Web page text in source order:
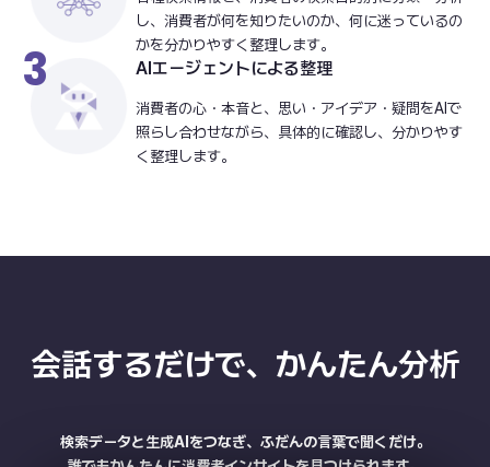
し、消費者が何を知りたいのか、何に迷っているの
かを分かりやすく整理します。
3 AIエージェントによる整理
消費者の心・本音と、思い・アイデア・疑問をAIで
照らし合わせながら、具体的に確認し、分かりやす
く整理します。
会話するだけで、かんたん分析
検索データと生成AIをつなぎ、ふだんの言葉で聞くだけ。